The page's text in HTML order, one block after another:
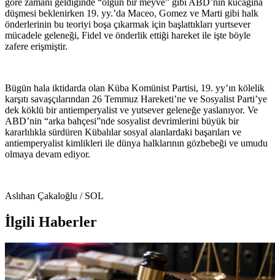
düşmesi beklenirken 19. yy.’da Maceo, Gomez ve Marti gibi halk
önderlerinin bu teoriyi boşa çıkarmak için başlattıkları yurtsever
mücadele geleneği, Fidel ve önderlik ettiği hareket ile işte böyle
zafere erişmiştir.
Bügün hala iktidarda olan Küba Komünist Partisi, 19. yy’ın kölelik
karşıtı savaşçılarından 26 Temmuz Hareketi’ne ve Sosyalist Parti’ye
dek köklü bir antiemperyalist ve yutsever geleneğe yaslanıyor. Ve
ABD’nin “arka bahçesi”nde sosyalist devrimlerini büyük bir
kararlılıkla sürdüren Kübalılar sosyal alanlardaki başarıları ve
antiemperyalist kimlikleri ile dünya halklarının gözbebeği ve umudu
olmaya devam ediyor.
Aslıhan Çakaloğlu / SOL
İlgili Haberler